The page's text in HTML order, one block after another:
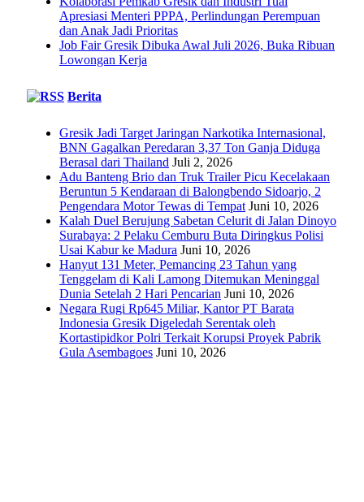
Apresiasi Menteri PPPA, Perlindungan Perempuan
dan Anak Jadi Prioritas
Job Fair Gresik Dibuka Awal Juli 2026, Buka Ribuan
Lowongan Kerja
Berita
Gresik Jadi Target Jaringan Narkotika Internasional,
BNN Gagalkan Peredaran 3,37 Ton Ganja Diduga
Berasal dari Thailand Juli 2, 2026
Adu Banteng Brio dan Truk Trailer Picu Kecelakaan
Beruntun 5 Kendaraan di Balongbendo Sidoarjo, 2
Pengendara Motor Tewas di Tempat Juni 10, 2026
Kalah Duel Berujung Sabetan Celurit di Jalan Dinoyo
Surabaya: 2 Pelaku Cemburu Buta Diringkus Polisi
Usai Kabur ke Madura Juni 10, 2026
Hanyut 131 Meter, Pemancing 23 Tahun yang
Tenggelam di Kali Lamong Ditemukan Meninggal
Dunia Setelah 2 Hari Pencarian Juni 10, 2026
Negara Rugi Rp645 Miliar, Kantor PT Barata
Indonesia Gresik Digeledah Serentak oleh
Kortastipidkor Polri Terkait Korupsi Proyek Pabrik
Gula Asembagoes Juni 10, 2026